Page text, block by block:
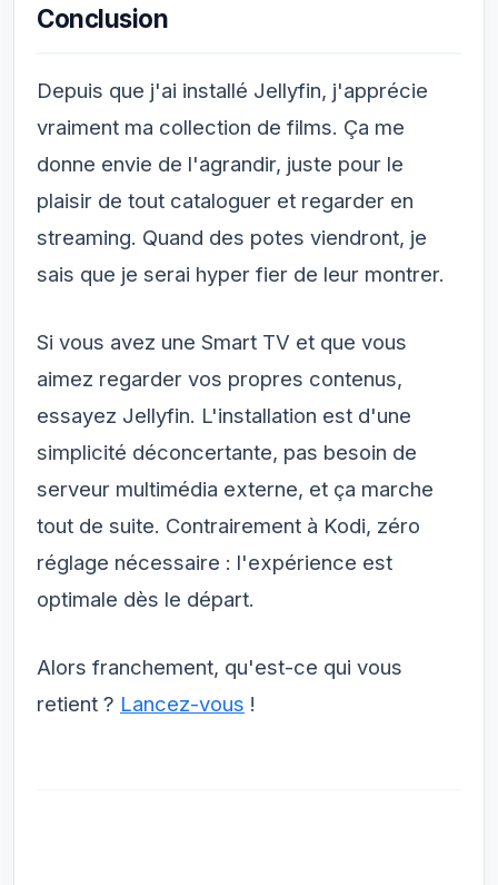
Conclusion
Depuis que j'ai installé Jellyfin, j'apprécie
vraiment ma collection de films. Ça me
donne envie de l'agrandir, juste pour le
plaisir de tout cataloguer et regarder en
streaming. Quand des potes viendront, je
sais que je serai hyper fier de leur montrer.
Si vous avez une Smart TV et que vous
aimez regarder vos propres contenus,
essayez Jellyfin. L'installation est d'une
simplicité déconcertante, pas besoin de
serveur multimédia externe, et ça marche
tout de suite. Contrairement à Kodi, zéro
réglage nécessaire : l'expérience est
optimale dès le départ.
Alors franchement, qu'est-ce qui vous
retient ? Lancez-vous !